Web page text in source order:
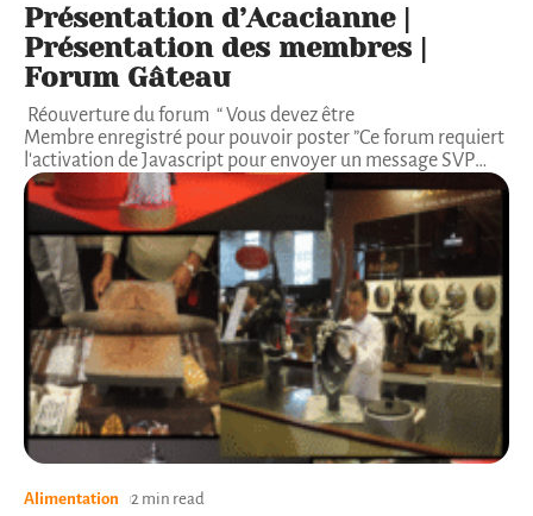
Présentation d’Acacianne |
Présentation des membres |
Forum Gâteau
Réouverture du forum “ Vous devez être
Membre enregistré pour pouvoir poster ”Ce forum requiert
l'activation de Javascript pour envoyer un message SVP…
Alimentation 2 min read